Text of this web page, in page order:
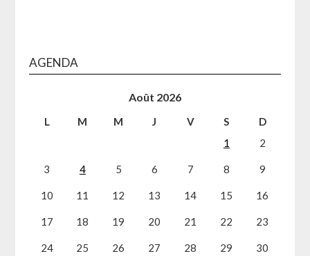
AGENDA
Août 2026
L M M J V S
D
1
2
3 4 5 6 7 8 9
10 11 12 13 14 15 16
17 18 19 20 21 22 23
24 25 26 27 28 29 30